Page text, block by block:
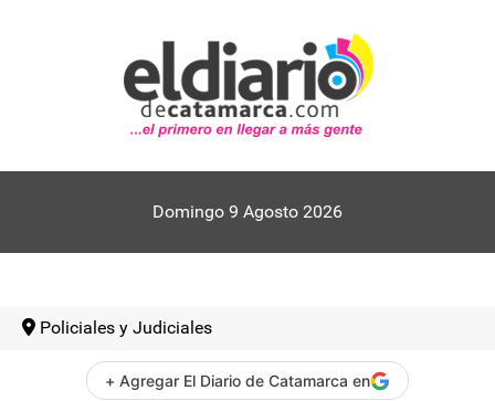
Domingo 9 Agosto 2026
Policiales y Judiciales
+ Agregar El Diario de Catamarca en